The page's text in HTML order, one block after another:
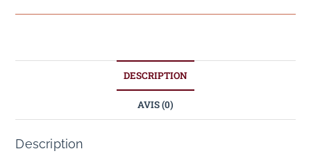
DESCRIPTION
AVIS (0)
Description